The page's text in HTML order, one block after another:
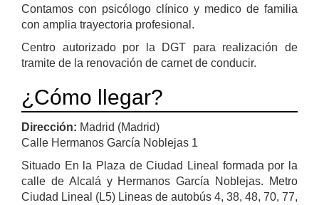
Contamos con psicólogo clínico y medico de familia
con amplia trayectoria profesional.
Centro autorizado por la DGT para realización de
tramite de la renovación de carnet de conducir.
¿Cómo llegar?
Dirección: Madrid (Madrid)
Calle Hermanos García Noblejas 1
Situado En la Plaza de Ciudad Lineal formada por la
calle de Alcalá y Hermanos García Noblejas. Metro
Ciudad Lineal (L5) Lineas de autobús 4, 38, 48, 70, 77,